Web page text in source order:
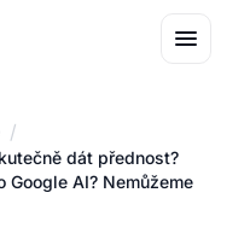
/
dát přednost?
Google AI? Nemůžeme